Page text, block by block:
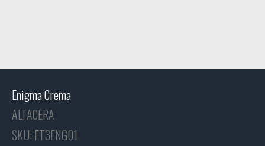
Enigma Crema
ALTACERA
SKU: FT3ENG01